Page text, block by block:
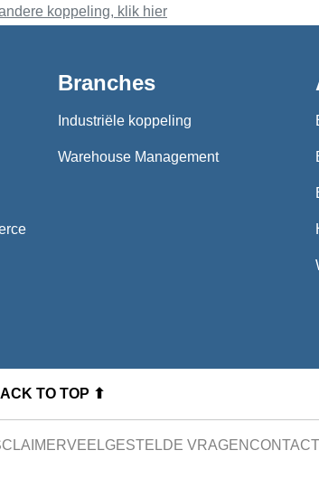
koppeling, klik hier
Branches
Industriële koppeling
Warehouse Management
TO TOP ⬆
VEELGESTELDE VRAGEN CONTACT